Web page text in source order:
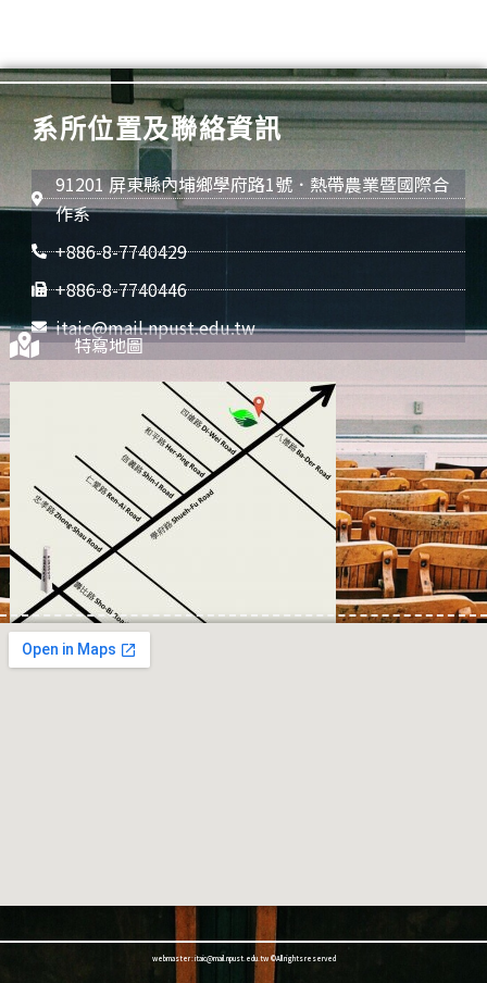
系所位置及聯絡資訊
91201 屏東縣內埔鄉學府路1號．熱帶農業暨國際合
作系
+886-8-7740429
+886-8-7740446
itaic@mail.npust.edu.tw
特寫地圖
webmaster : itaic@mail.npust.edu.tw ©All rights reserved